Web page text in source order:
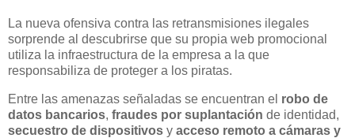
La nueva ofensiva contra las retransmisiones ilegales
sorprende al descubrirse que su propia web promocional
utiliza la infraestructura de la empresa a la que
responsabiliza de proteger a los piratas.
Entre las amenazas señaladas se encuentran el robo de
datos bancarios, fraudes por suplantación de identidad,
secuestro de dispositivos y acceso remoto a cámaras y